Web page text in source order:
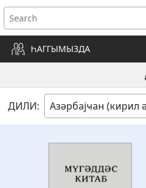
ҺАГГЫМЫЗДА
ДИЛИ: